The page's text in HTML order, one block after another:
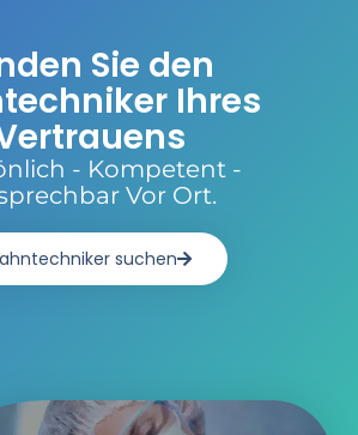
Sie den
Ihres
- Kompetent -
Vor Ort.
suchen